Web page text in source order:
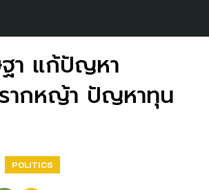
ฐา แก้ปัญหา
ากหญ้า ปัญหาทุน
POLITICS